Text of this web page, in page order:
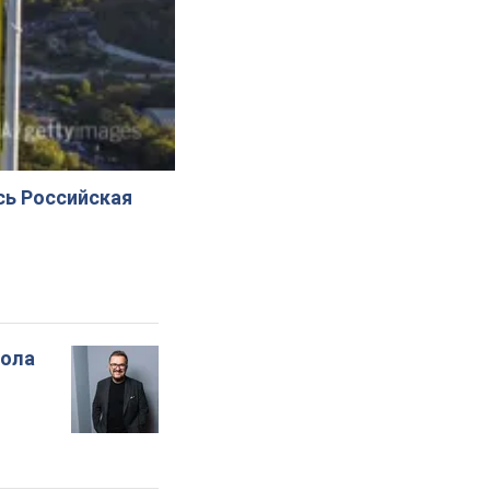
Российская